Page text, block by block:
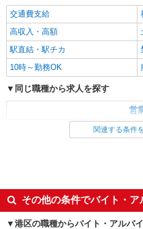
交通費支給
高収入・高額
駅直結・駅チカ
10時～勤務OK
同じ職種から求人を探す
営
同じ特徴から求人を探す関連する条件
その他の条件でバイト・
港区の職種からバイト・アルバ